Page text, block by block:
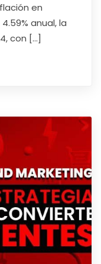
en
anual, la
con […]